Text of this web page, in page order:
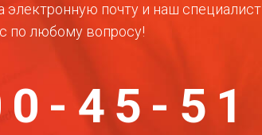
электронную почту и наш специалист
по любому вопросу!
45-51